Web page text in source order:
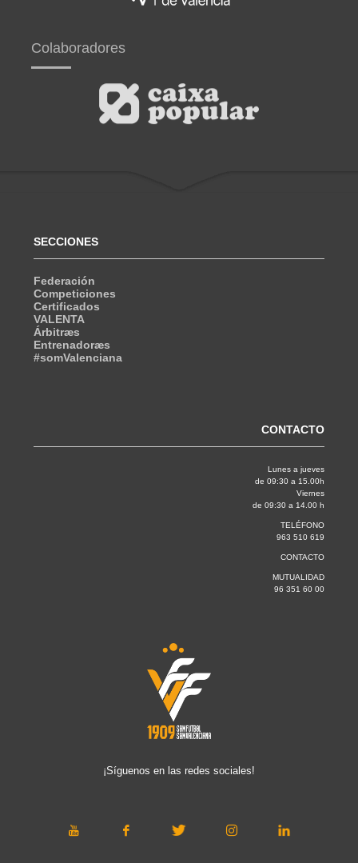
Colaboradores
SECCIONES
Federación
Competiciones
Certificados
VALENTA
Árbitræs
Entrenadoræs
#somValenciana
CONTACTO
Lunes a jueves
de 09:30 a 15.00h
Viernes
de 09:30 a 14.00 h
TELÉFONO
963 510 619
CONTACTO
MUTUALIDAD
96 351 60 00
¡Síguenos en las redes sociales!